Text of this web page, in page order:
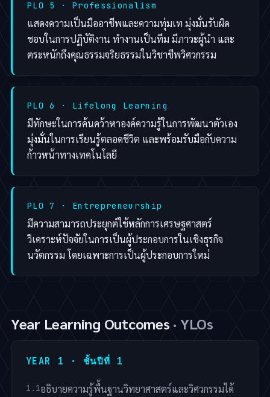
PLO 5 · Professionalism
แสดงความเป็นมืออาชีพและความทุ่มเท มุ่งมั่นรับผิด
ชอบในการปฏิบัติงาน ทำงานเป็นทีม มีภาวะผู้นำ และ
ตระหนักถึงคุณธรรมจริยธรรมในวิชาชีพวิศวกรรม
PLO 6 · Lifelong Learning
มีทักษะในการค้นคว้าหาองค์ความรู้ในการพัฒนาตัวเอง
มุ่งมั่นในการเรียนรู้ตลอดชีวิต และพร้อมรับมือกับความ
ก้าวหน้าทางเทคโนโลยี
PLO 7 · Entrepreneurship
มีความสามารถประยุกต์ใช้หลักการเศรษฐศาสตร์
วิเคราะห์ปัจจัยในการเป็นผู้ประกอบการในเชิงธุรกิจ
นวัตกรรม โดยเฉพาะการเป็นผู้ประกอบการใหม่
Year Learning Outcomes · YLOs
YEAR 1 · ชั้นปีที่ 1
อธิบายความรู้พื้นฐานวิทยาศาสตร์และวิศวกรรมได้